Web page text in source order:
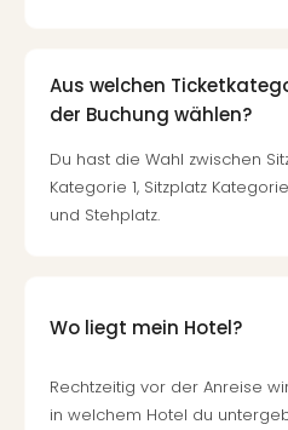
Aus welchen
der Buchung wählen?
Du hast die Wahl zwischen
Kategorie 1, Sitzplatz
und Stehplatz.
Wo liegt mein Hotel?
Rechtzeitig vor der Anreise
in welchem Hotel du